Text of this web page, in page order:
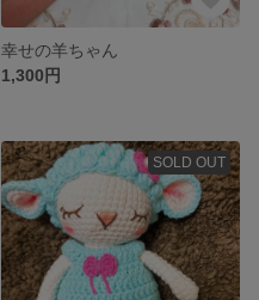
幸せの羊ちゃん
1,300円
SOLD OUT